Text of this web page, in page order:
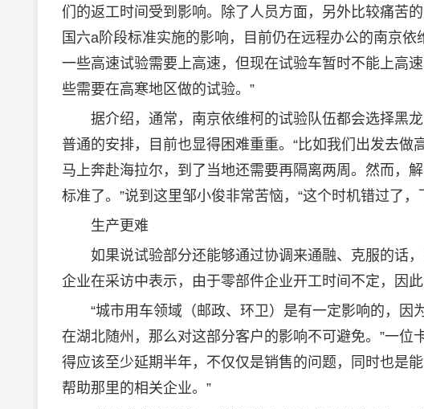
们的返工时间受到影响。除了人员方面，另外比较痛苦
国六a阶段标准实施的影响，目前仍在远程办公的南京
一些高速试验需要上高速，但现在试验车暂时不能上高
些需要在高寒地区做的试验。”
据介绍，通常，南京依维柯的试验队伍都会选择黑龙
普通的安排，目前也显得困难重重。“比如我们出发去做
马上奔赴海拉尔，到了当地还需要再隔离两周。然而，
标准了。”说到这里邹小俊非常苦恼，“这个时机错过了
生产更难
如果说试验部分还能够通过协调来通融、克服的话，
企业在采访中表示，由于零部件企业开工时间不定，因
“城市用车领域（邮政、环卫）是有一定影响的，因
在湖北随州，那么对这部分客户的影响不可避免。”一
得应该至少延期半年，不仅仅是销售的问题，同时也是
帮助那里的相关企业。”